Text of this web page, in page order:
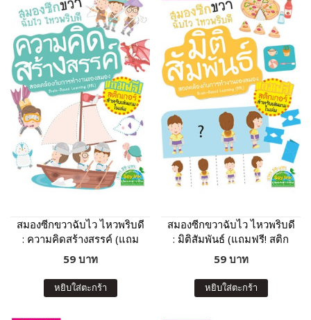
สมองซีกขวาฉับไว ไหวพริบดี
: ความคิดสร้างสรรค์ (แถม
ฟรี! สติกเกอร์)
59 บาท
หยิบใส่ตะกร้า
สมองซีกขวาฉับไว ไหวพริบดี
: มิติสัมพันธ์ (แถมฟรี! สติก
เกอร์)
59 บาท
หยิบใส่ตะกร้า